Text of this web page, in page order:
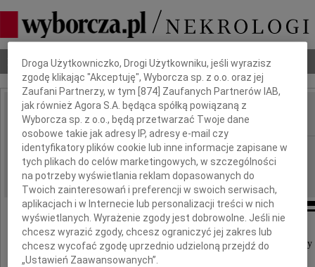
Nekrologi Odeszli Poradnik pogrzebowy
IMIĘ I NAZWISKO:
REGION: Białystok
DATA EMISJI: 26.06.2013
Wyrazy głębokiego współczucia i słowa otuchy
Dbamy o Twoją prywatność
Droga Użytkowniczko, Drogi Użytkowniku, jeśli wyrazisz
zgodę klikając "Akceptuję", Wyborcza sp. z o.o. oraz jej
Zaufani Partnerzy, w tym [874 ] Zaufanych Partnerów IAB,
jak również Agora S.A. będąca spółką powiązaną z
Wyborcza sp. z o.o., będą przetwarzać Twoje dane
osobowe takie jak adresy IP, adresy e-mail czy
identyfikatory plików cookie lub inne informacje zapisane w
tych plikach do celów marketingowych, w szczególności
na potrzeby wyświetlania reklam dopasowanych do
Twoich zainteresowań i preferencji w swoich serwisach,
aplikacjach i w Internecie lub personalizacji treści w nich
wyświetlanych. Wyrażenie zgody jest dobrowolne. Jeśli nie
chcesz wyrazić zgody, chcesz ograniczyć jej zakres lub
chcesz wycofać zgodę uprzednio udzieloną przejdź do
„Ustawień Zaawansowanych”.